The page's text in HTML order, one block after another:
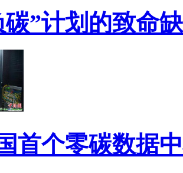
”计划的致命
首个零碳数据